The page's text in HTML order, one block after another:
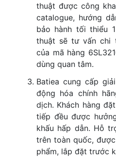
thuật được công
catalogue, hướng
bảo hành tối thiểu
thuật sẽ tư vấn chi
của mã hàng
dùng quan tâm.
Batiea cung cấp
động hóa chính
dịch. Khách hàng
tiếp đều được
khấu hấp dẫn. Hỗ
trên toàn quốc,
phẩm, lắp đặt trước